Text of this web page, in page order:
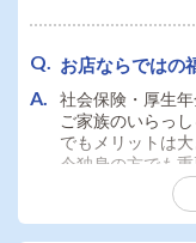
お店ならではの
社会保険・厚生年
ご家族のいらっ
でもメリットは
今独身の方でも
ですが、会社側
険を適用されて
弊社は完全完備